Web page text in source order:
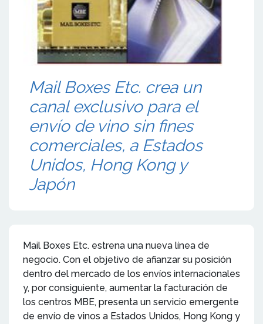
Mail Boxes Etc. crea un
canal exclusivo para el
envío de vino sin fines
comerciales, a Estados
Unidos, Hong Kong y
Japón
Mail Boxes Etc. estrena una nueva línea de
negocio. Con el objetivo de afianzar su posición
dentro del mercado de los envíos internacionales
y, por consiguiente, aumentar la facturación de
los centros MBE, presenta un servicio emergente
de envío de vinos a Estados Unidos, Hong Kong y